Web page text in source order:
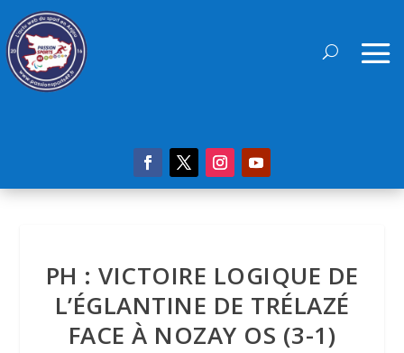
PH : VICTOIRE LOGIQUE DE
L’ÉGLANTINE DE TRÉLAZÉ
FACE À NOZAY OS (3-1)